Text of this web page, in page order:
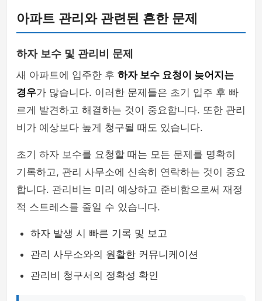
아파트 관리와 관련된 흔한 문제
하자 보수 및 관리비 문제
새 아파트에 입주한 후 하자 보수 요청이 늦어지는
경우가 많습니다. 이러한 문제들은 초기 입주 후 빠
르게 발견하고 해결하는 것이 중요합니다. 또한 관리
비가 예상보다 높게 청구될 때도 있습니다.
초기 하자 보수를 요청할 때는 모든 문제를 명확히
기록하고, 관리 사무소에 신속히 연락하는 것이 중요
합니다. 관리비는 미리 예상하고 준비함으로써 재정
적 스트레스를 줄일 수 있습니다.
하자 발생 시 빠른 기록 및 보고
관리 사무소와의 원활한 커뮤니케이션
관리비 청구서의 정확성 확인